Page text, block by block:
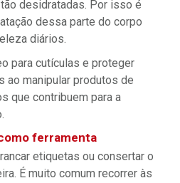
desidratadas. Por isso é
dessa parte do corpo
diários.
para cutículas e proteger
ao manipular produtos de
que contribuem para a
ferramenta
etiquetas ou consertar o
É muito comum recorrer às